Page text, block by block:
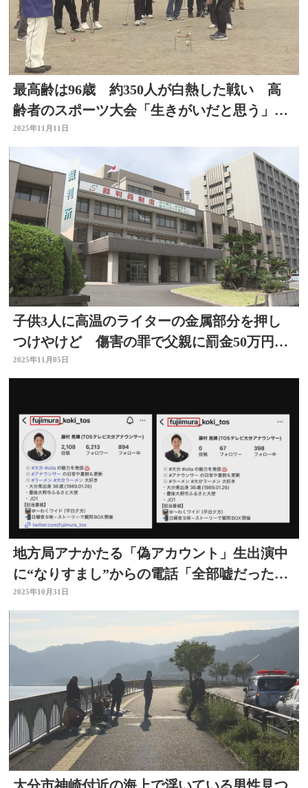
最高齢は96歳 約350人が白熱した戦い 高
齢者のスポーツ大会「生きがいだと思う」大
分
2025年11月11日
子供3人に高温のライターの金属部分を押し
つけやけど 傷害の罪で父親に罰金50万円略
式命令 大分
2025年11月05日
地方局アナかたる「偽アカウント」生出演中
に“なりすまし”からの電話「全部嘘だったん
だ」大分
2025年10月31日
大分市神崎付近の海上で浮いている男性見つ